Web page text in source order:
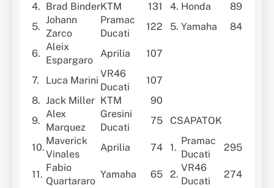
4. Brad BinderKTM 131 4. Honda
89
5.
Johann
Zarco
Pramac
Ducati
122 5. Yamaha 84
6.
Aleix
Espargaro
Aprilia 107
7. Luca Marini
VR46
Ducati
107
8. Jack Miller KTM
90
9.
Alex
Marquez
Gresini
Ducati
75 CSAPATOK
10.
Maverick
Vinales
Aprilia 74 1.
Pramac
Ducati
295
11.
Fabio
Quartararo
Yamaha 65 2.
VR46
Ducati
274